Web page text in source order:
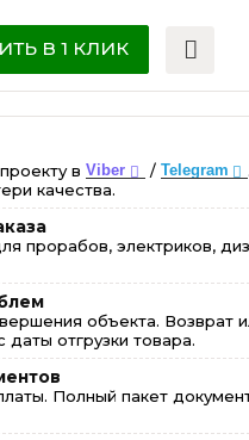
В 1 КЛИК
вViber / Telegram
качества.
прорабов, электриков,
объекта. Возврат
отгрузки товара.
Полный пакет